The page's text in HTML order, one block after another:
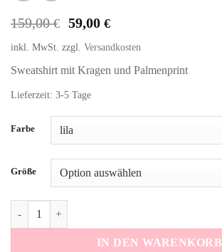
159,00€ Ursprünglicher
war:
159,00 €
59,00 €Aktueller
ist:
59,00 €.
inkl. MwSt. zzgl. Versandkosten
Sweatshirt mit Kragen und Palmenprint
Lieferzeit: 3-5 Tage
Farbe
Größe
IN DEN WARENKORB
Alternative: